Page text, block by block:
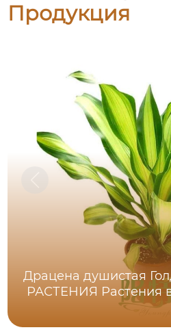
Продукция
Драцена душистая
РАСТЕНИЯ Растения в